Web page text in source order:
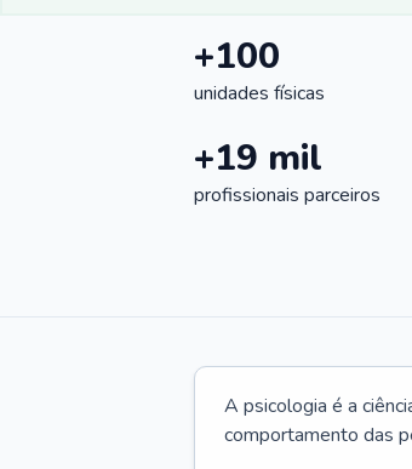
+100
unidades físicas
+19 mil
profissionais parceiros
A psicologia é a
comportamento das